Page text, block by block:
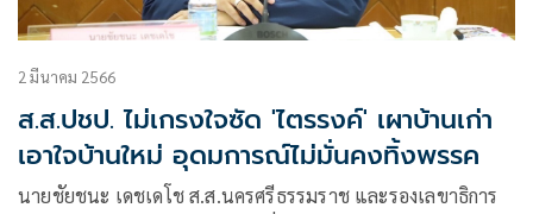
2 มีนาคม 2566
ส.ส.ปชป. ไม่เกรงใจซัด 'ไตรรงค์' เผาบ้านเก่า
เอาใจบ้านใหม่ อุดมการณ์ไม่มั่นคงทิ้งพรรค
นายชัยชนะ เดชเดโช ส.ส.นครศรีธรรมราช และรองเลขาธิการ